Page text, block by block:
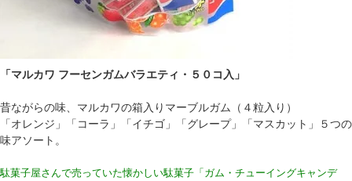
「マルカワ フーセンガムバラエティ・５０コ入」
昔ながらの味、マルカワの箱入りマーブルガム（４粒入り）
「オレンジ」「コーラ」「イチゴ」「グレープ」「マスカット」５つの
味アソート。
駄菓子屋さんで売っていた懐かしい駄菓子「ガム・チューイングキャンデ